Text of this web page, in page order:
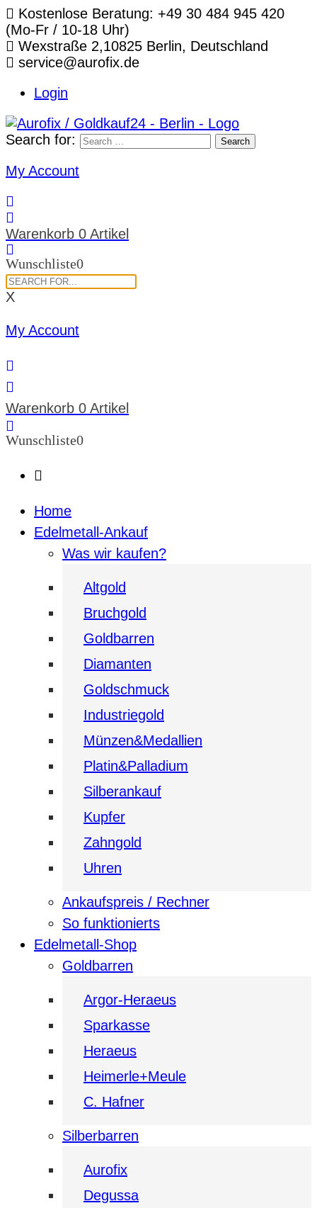
Telefon:
Kostenlose Beratung: +49 30 484 945 420
(Mo-Fr / 10-18 Uhr)
Standort:
Wexstraße 2,10825 Berlin, Deutschland
E-
service@aurofix.de
Login
Search for: Search
My Account
Warenkorb 0 Artikel
Wunschliste0
X
My Account
Warenkorb 0 Artikel
Wunschliste0
Home
Edelmetall-Ankauf
Was wir kaufen?
Altgold
Bruchgold
Goldbarren
Diamanten
Goldschmuck
Industriegold
Münzen&Medallien
Platin&Palladium
Silberankauf
Kupfer
Zahngold
Uhren
Ankaufspreis / Rechner
So funktionierts
Edelmetall-Shop
Goldbarren
Argor-Heraeus
Sparkasse
Heraeus
Heimerle+Meule
C. Hafner
Silberbarren
Aurofix
Degussa